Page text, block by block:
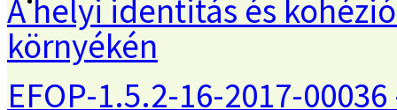
A helyi identitás és
környékén
EFOP-1.5.2-16-2017-